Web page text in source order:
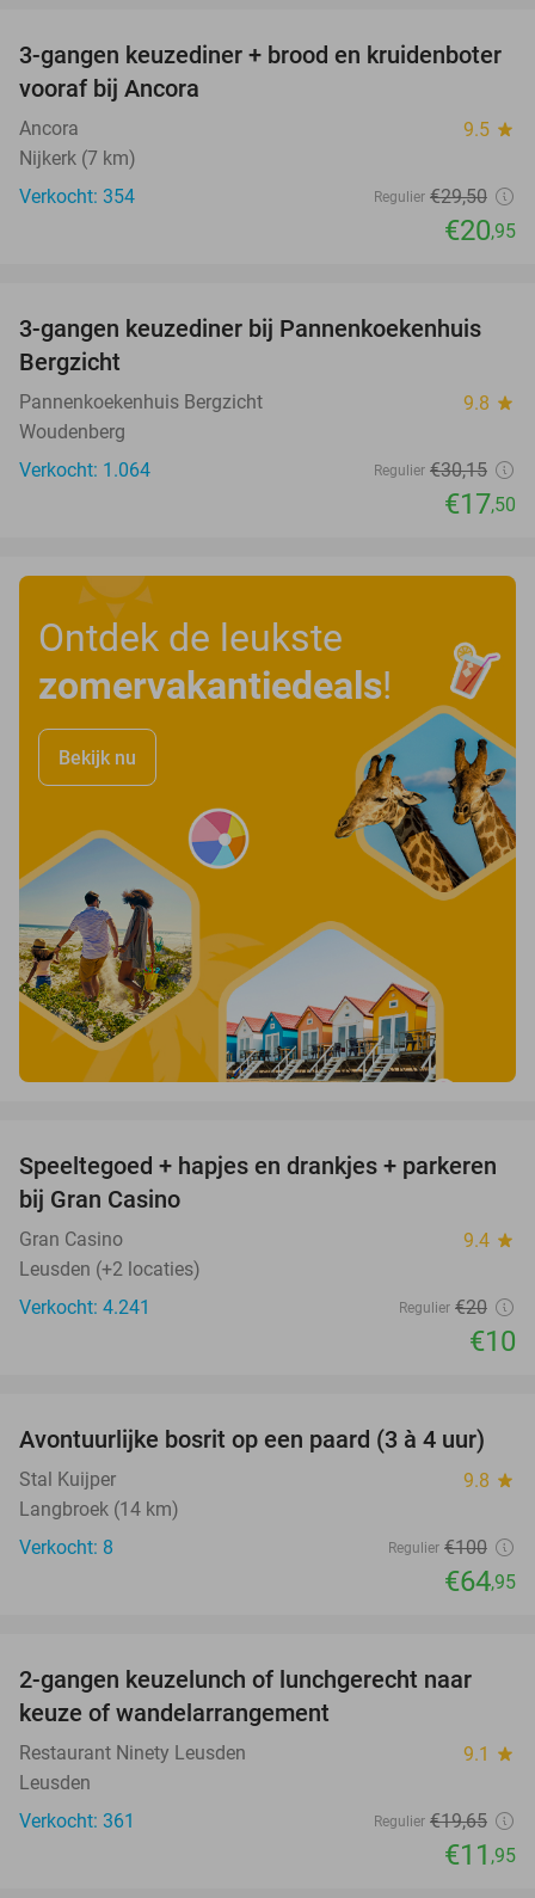
29%
3-gangen keuzediner + brood en kruidenboter
vooraf bij Ancora
Ancora 9.5 star
Nijkerk (7 km)
Verkocht: 354
Regulier €29,50
€20,95
42%
3-gangen keuzediner bij Pannenkoekenhuis
Bergzicht
Pannenkoekenhuis Bergzicht 9.8 star
Woudenberg
Verkocht: 1.064
Regulier €30,15
€17,50
Ontdek de leukste
zomervakantiedeals!
Bekijk nu
50%
Speeltegoed + hapjes en drankjes + parkeren
bij Gran Casino
Gran Casino 9.4 star
Leusden (+2 locaties)
Verkocht: 4.241
Regulier €20
€10
35%
Avontuurlijke bosrit op een paard (3 à 4 uur)
Stal Kuijper 9.8 star
Langbroek (14 km)
Verkocht: 8
Regulier €100
€64,95
39%
2-gangen keuzelunch of lunchgerecht naar
keuze of wandelarrangement
Restaurant Ninety Leusden 9.1 star
Leusden
Verkocht: 361
Regulier €19,65
€11 ,95